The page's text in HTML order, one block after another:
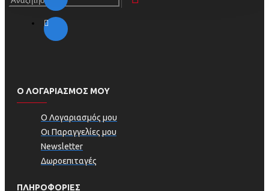
Ο ΛΟΓΑΡΙΑΣΜΟΣ ΜΟΥ
Ο Λογαριασμός μου
Οι Παραγγελίες μου
Newsletter
Δωροεπιταγές
ΠΛΗΡΟΦΟΡΊΕΣ